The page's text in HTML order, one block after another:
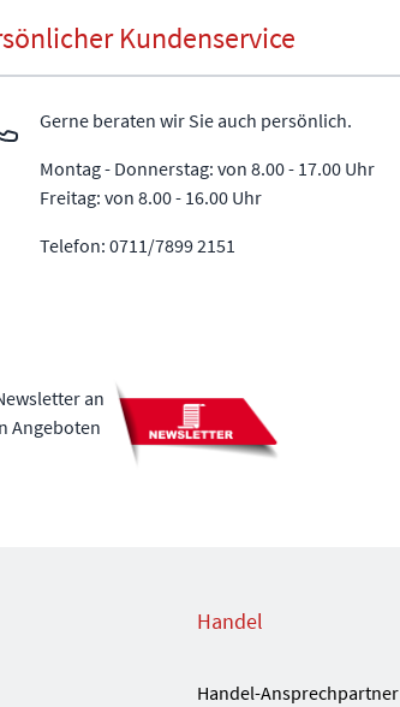
Kundenservice
Gerne beraten wir Sie auch persönlich.
Montag - Donnerstag: von 8.00 - 17.00 Uhr
Freitag: von 8.00 - 16.00 Uhr
Telefon: 0711/7899 2151
an
Angeboten
Handel
Handel-Ansprechpartner